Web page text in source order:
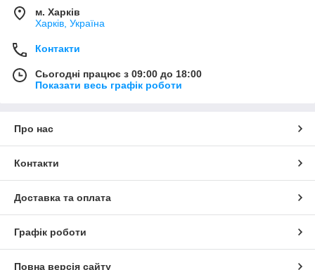
м. Харків
Харків, Україна
Контакти
Сьогодні працює з 09:00 до 18:00
Показати весь графік роботи
Про нас
Контакти
Доставка та оплата
Графік роботи
Повна версія сайту